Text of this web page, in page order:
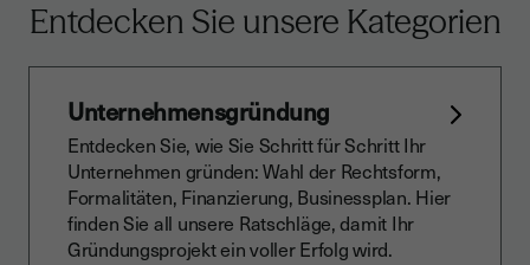
Entdecken Sie unsere Kategorien
Unternehmensgründung
Entdecken Sie, wie Sie Schritt für Schritt Ihr
Unternehmen gründen: Wahl der Rechtsform,
Formalitäten, Finanzierung, Businessplan. Hier
finden Sie all unsere Ratschläge, damit Ihr
Gründungsprojekt ein voller Erfolg wird.